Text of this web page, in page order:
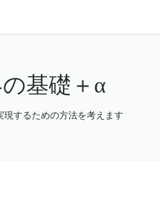
基礎＋α
現するための方法を考えます